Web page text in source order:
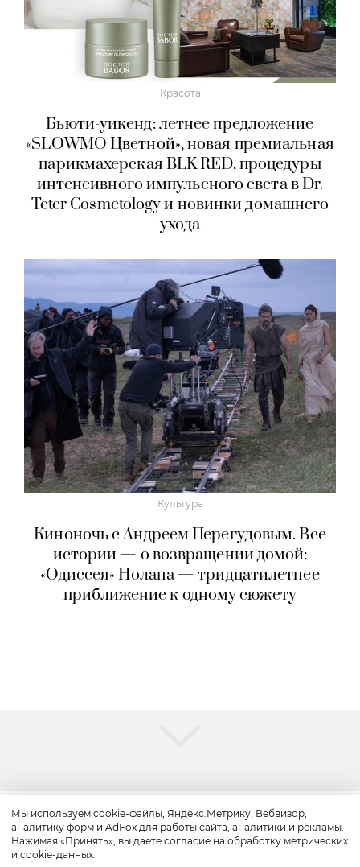
Красота
Бьюти-уикенд: летнее предложение
«SLOWMO Цветной», новая премиальная
парикмахерская BLK RED, процедуры
интенсивного импульсного света в Dr.
Teter Cosmetology и новинки домашнего
ухода
Культура
Киноночь с Андреем Перегудовым. Все
истории — о возвращении домой:
«Одиссея» Нолана — тридцатилетнее
приближение к одному сюжету
Культура
Мы используем cookie-файлы, Яндекс.Метрику, Вебвизор,
аналитику форм и AdFox для работы сайта, аналитики и рекламы.
Нажимая «Принять», вы даете согласие на обработку метрических
и cookie-данных.